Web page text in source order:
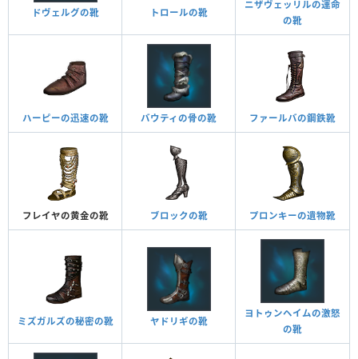
ドヴェルグの靴 トロールの靴
ニザヴェッリルの運命
の靴
ハーピーの迅速の靴 バウティの骨の靴 ファールバの鋼鉄靴
フレイヤの黄金の靴 ブロックの靴 プロンキーの遺物靴
ミズガルズの秘密の靴 ヤドリギの靴
ヨトゥンヘイムの激怒
の靴